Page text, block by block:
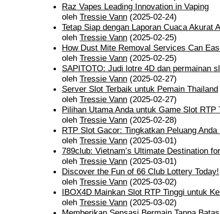
Raz Vapes Leading Innovation in Vaping
oleh Tressie Vann (2025-02-24)
Tetap Siap dengan Laporan Cuaca Akurat
oleh Tressie Vann (2025-02-25)
How Dust Mite Removal Services Can
oleh Tressie Vann (2025-02-25)
SAPITOTO: Judi lotre 4D dan permainan
oleh Tressie Vann (2025-02-27)
Server Slot Terbaik untuk Pemain Thailand
oleh Tressie Vann (2025-02-27)
Pilihan Utama Anda untuk Game Slot RTP
oleh Tressie Vann (2025-02-28)
RTP Slot Gacor: Tingkatkan Peluang
oleh Tressie Vann (2025-03-01)
789club: Vietnam’s Ultimate Destination
oleh Tressie Vann (2025-03-01)
Discover the Fun of 66 Club Lottery Today!
oleh Tressie Vann (2025-03-02)
IBOX4D Mainkan Slot RTP Tinggi untuk
oleh Tressie Vann (2025-03-02)